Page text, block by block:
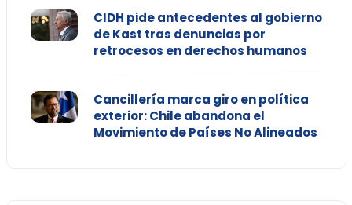
CIDH pide antecedentes al gobierno
de Kast tras denuncias por
retrocesos en derechos humanos
Cancillería marca giro en política
exterior: Chile abandona el
Movimiento de Países No Alineados